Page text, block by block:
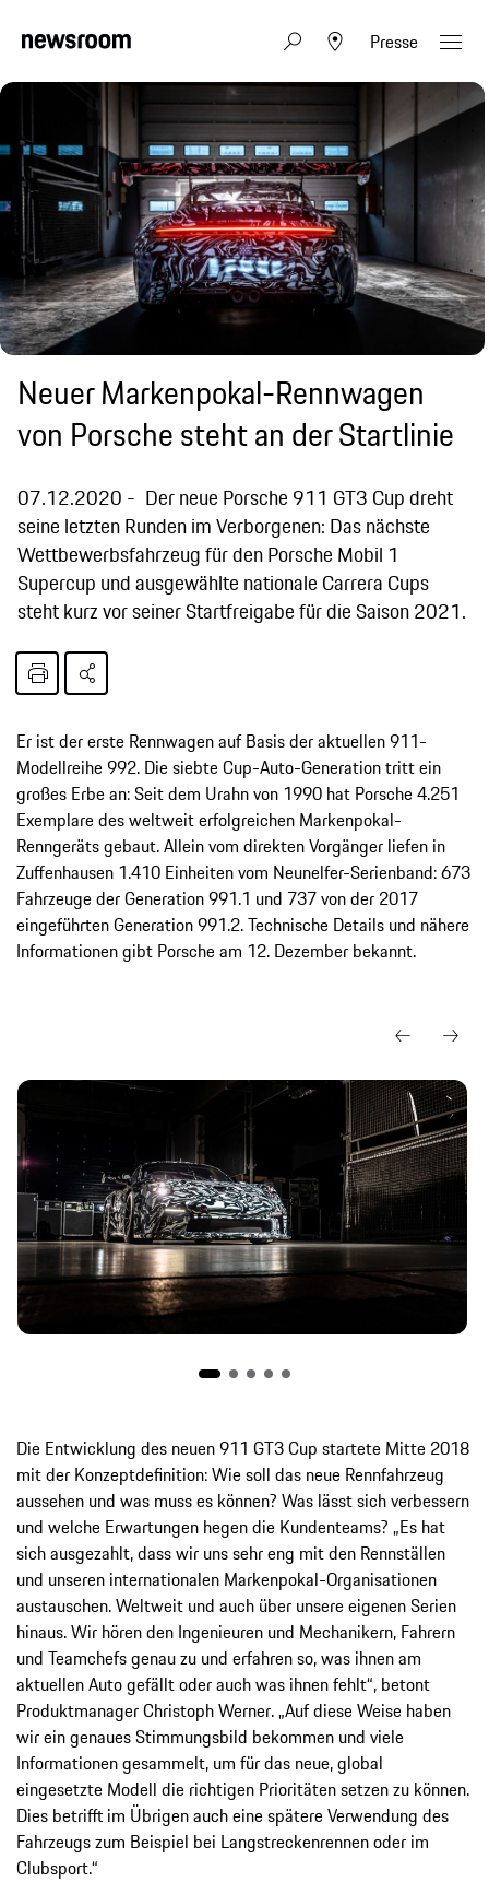
Presse
Neuer Markenpokal-Rennwagen
von Porsche steht an der Startlinie
07.12.2020
Der neue Porsche 911 GT3 Cup dreht
seine letzten Runden im Verborgenen: Das nächste
Wettbewerbsfahrzeug für den Porsche Mobil 1
Supercup und ausgewählte nationale Carrera Cups
steht kurz vor seiner Startfreigabe für die Saison 2021.
Er ist der erste Rennwagen auf Basis der aktuellen 911-
Modellreihe 992. Die siebte Cup-Auto-Generation tritt ein
großes Erbe an: Seit dem Urahn von 1990 hat Porsche 4.251
Exemplare des weltweit erfolgreichen Markenpokal-
Renngeräts gebaut. Allein vom direkten Vorgänger liefen in
Zuffenhausen 1.410 Einheiten vom Neunelfer-Serienband: 673
Fahrzeuge der Generation 991.1 und 737 von der 2017
eingeführten Generation 991.2. Technische Details und nähere
Informationen gibt Porsche am 12. Dezember bekannt.
Die Entwicklung des neuen 911 GT3 Cup startete Mitte 2018
mit der Konzeptdefinition: Wie soll das neue Rennfahrzeug
aussehen und was muss es können? Was lässt sich verbessern
und welche Erwartungen hegen die Kundenteams? „Es hat
sich ausgezahlt, dass wir uns sehr eng mit den Rennställen
und unseren internationalen Markenpokal-Organisationen
austauschen. Weltweit und auch über unsere eigenen Serien
hinaus. Wir hören den Ingenieuren und Mechanikern, Fahrern
und Teamchefs genau zu und erfahren so, was ihnen am
aktuellen Auto gefällt oder auch was ihnen fehlt“, betont
Produktmanager Christoph Werner. „Auf diese Weise haben
wir ein genaues Stimmungsbild bekommen und viele
Informationen gesammelt, um für das neue, global
eingesetzte Modell die richtigen Prioritäten setzen zu können.
Dies betrifft im Übrigen auch eine spätere Verwendung des
Fahrzeugs zum Beispiel bei Langstreckenrennen oder im
Clubsport.“